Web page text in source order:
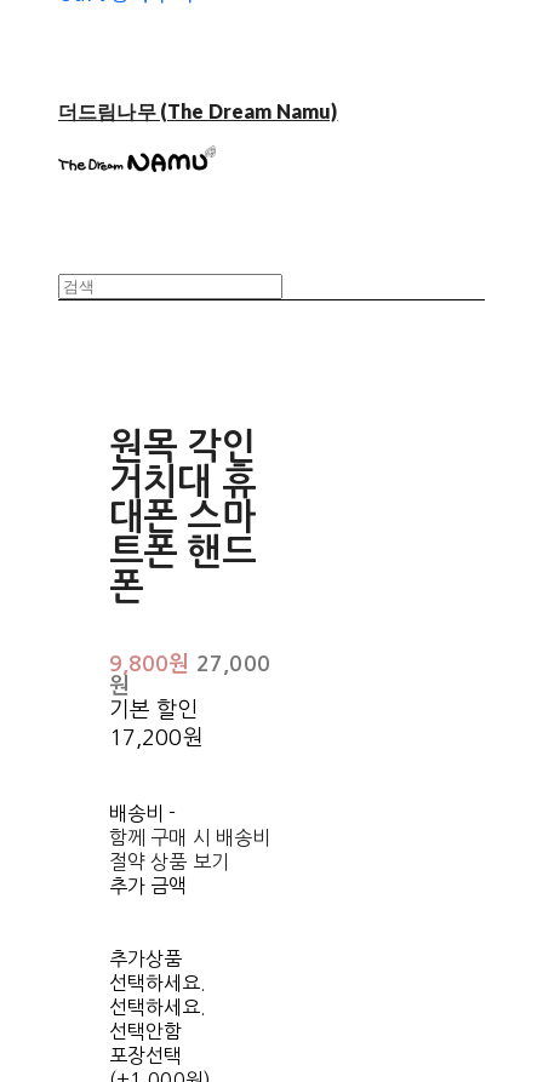
더드림나무 (The Dream Namu)
원목 각인
거치대 휴
대폰 스마
트폰 핸드
폰
9,800원 27,000
원
기본 할인
17,200원
배송비-
함께 구매 시 배송비
절약 상품 보기
추가 금액
추가상품
선택하세요.
선택하세요.
선택안함
포장선택